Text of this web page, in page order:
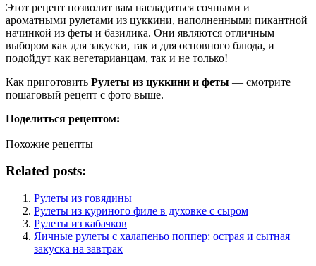
Этот рецепт позволит вам насладиться сочными и
ароматными рулетами из цуккини, наполненными пикантной
начинкой из феты и базилика. Они являются отличным
выбором как для закуски, так и для основного блюда, и
подойдут как вегетарианцам, так и не только!
Как приготовить Рулеты из цуккини и феты — смотрите
пошаговый рецепт с фото выше.
Поделиться рецептом:
Похожие рецепты
Related posts:
Рулеты из говядины
Рулеты из куриного филе в духовке с сыром
Рулеты из кабачков
Яичные рулеты с халапеньо поппер: острая и сытная
закуска на завтрак